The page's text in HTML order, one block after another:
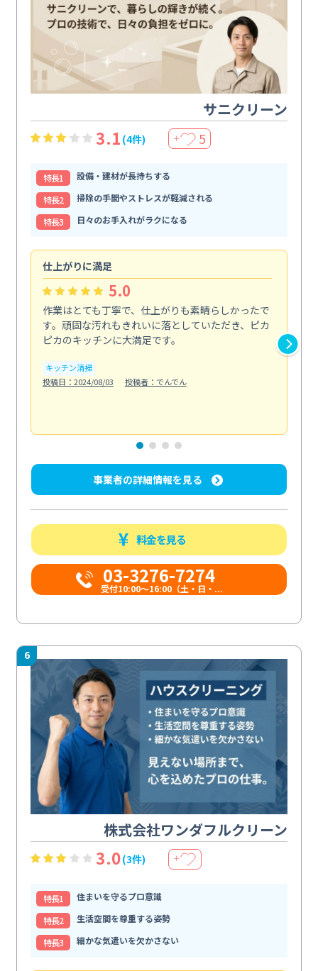
サニクリーン
3.1 (4件) ＋ 5
特⻑1
設備・建材が長持ちする
特⻑2
掃除の手間やストレスが軽減される
特⻑3
日々のお手入れがラクになる
仕上がりに満足
5.0
作業はとても丁寧で、仕上がりも素晴らしかったで
す。頑固な汚れもきれいに落としていただき、ピカ
ピカのキッチンに大満足です。
キッチン清掃
投稿日：2024/08/03
投稿者：でんでん
事業者の詳細情報を見る
料金を見る
03-3276-7274
受付10:00〜16:00（土・日・...
6
株式会社ワンダフルクリーン
3.0(3件) ＋
特⻑1
住まいを守るプロ意識
特⻑2
生活空間を尊重する姿勢
特⻑3
細かな気遣いを欠かさない